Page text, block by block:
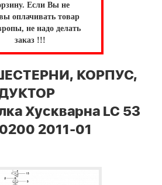
Если Вы не
оплачивать товар
не надо делать
заказ !!!
КОРПУС,
Хускварна LC 53
2011-01